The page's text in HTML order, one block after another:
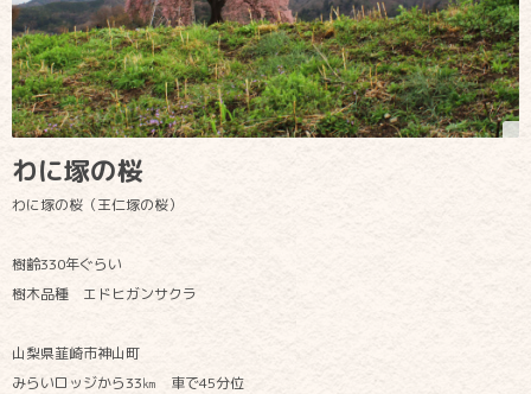
わに塚の桜
わに塚の桜（王仁塚の桜）
樹齢330年ぐらい
樹木品種 エドヒガンサクラ
山梨県韮崎市神山町
みらいロッジから33㎞ 車で45分位